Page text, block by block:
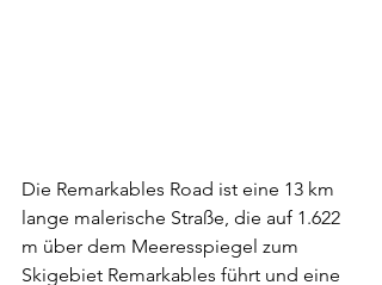
Die Remarkables Road ist eine 13 km
lange malerische Straße, die auf 1.622
m über dem Meeresspiegel zum
Skigebiet Remarkables führt und eine